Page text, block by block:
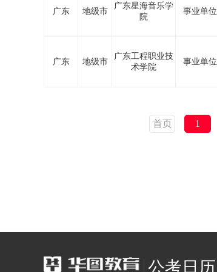
广东 地级市
广东星海音乐学
院
事业单位
广东 地级市
广东工程职业技
术学院
事业单位
首页 1
公考日历